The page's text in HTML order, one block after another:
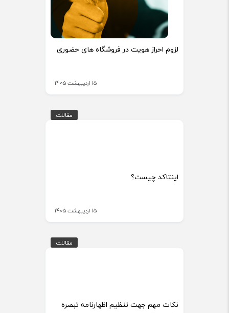
لزوم احراز هویت در فروشگاه های حضوری
15 اردیبهشت 1405
مقالات
مقالات
اینتاکد چیست؟
15 اردیبهشت 1405
مقالات
مقالات
نکات مهم جهت تنظیم اظهارنامه تبصره